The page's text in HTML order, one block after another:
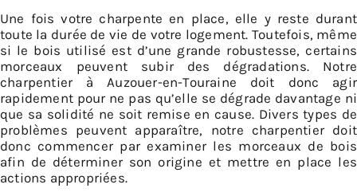
Une fois votre charpente en place, elle y reste durant
toute la durée de vie de votre logement. Toutefois, même
si le bois utilisé est d’une grande robustesse, certains
morceaux peuvent subir des dégradations. Notre
charpentier à Auzouer-en-Touraine doit donc agir
rapidement pour ne pas qu’elle se dégrade davantage ni
que sa solidité ne soit remise en cause. Divers types de
problèmes peuvent apparaître, notre charpentier doit
donc commencer par examiner les morceaux de bois
afin de déterminer son origine et mettre en place les
actions appropriées.